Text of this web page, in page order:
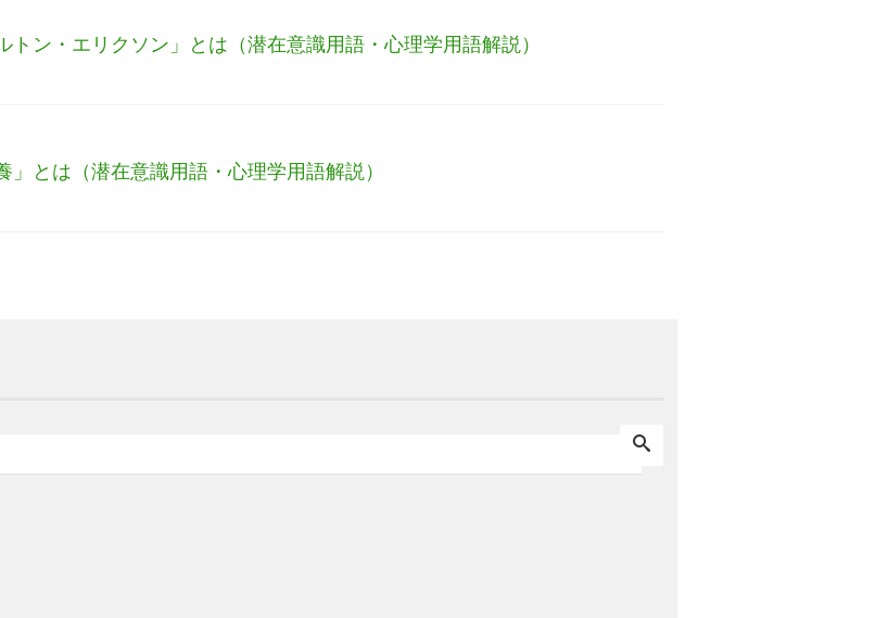
トン・エリクソン」とは（潜在意識用語・心理学用語解説）
」とは（潜在意識用語・心理学用語解説）